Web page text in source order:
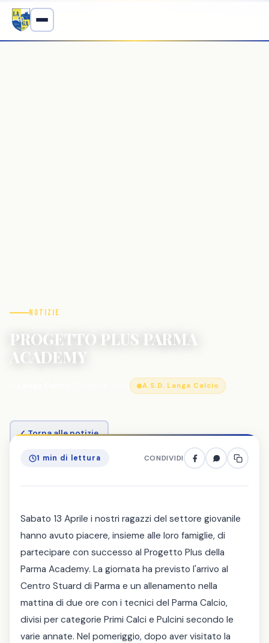
Notizie
PROGETTO PLUS PARMA
ACADEMY
A.S.D. Langa Calcio
Torna alle notizie
1 min di lettura CONDIVIDI
Sabato 13 Aprile i nostri ragazzi del settore giovanile
hanno avuto piacere, insieme alle loro famiglie, di
partecipare con successo al Progetto Plus della
Parma Academy. La giornata ha previsto l'arrivo al
Centro Stuard di Parma e un allenamento nella
mattina di due ore con i tecnici del Parma Calcio,
divisi per categorie Primi Calci e Pulcini secondo le
varie annate. Nel pomeriggio, dopo aver visitato la